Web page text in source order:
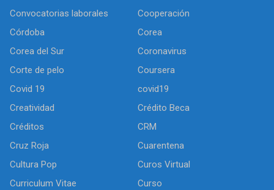
Convocatorias laborales
Cooperación
Córdoba
Corea
Corea del Sur
Coronavirus
Corte de pelo
Coursera
Covid 19
covid19
Creatividad
Crédito Beca
Créditos
CRM
Cruz Roja
Cuarentena
Cultura Pop
Curos Virtual
Curriculum Vitae
Curso